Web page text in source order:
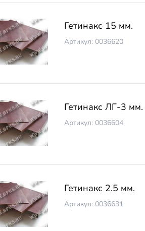
Гетинакс 15 мм.
Артикул: 0036620
Гетинакс ЛГ-3 мм.
Артикул: 0036604
Гетинакс 2.5 мм.
Артикул: 0036631